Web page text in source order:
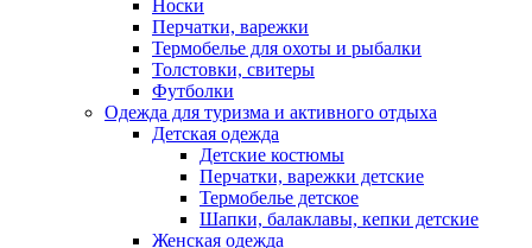
Носки
Перчатки, варежки
Термобелье для охоты и рыбалки
Толстовки, свитеры
Футболки
Одежда для туризма и активного отдыха
Детская одежда
Детские костюмы
Перчатки, варежки детские
Термобелье детское
Шапки, балаклавы, кепки детские
Женская одежда